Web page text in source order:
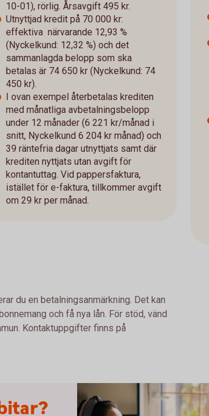
10-01), rörlig. Årsavgift 495 kr.
Utnyttjad kredit på 70 000 kr:
effektiva närvarande 12,93 %
(Nyckelkund: 12,32 %) och det
sammanlagda belopp som ska
betalas är 74 650 kr (Nyckelkund: 74
450 kr).
I ovan exempel återbetalas krediten
med månatliga avbetalningsbelopp
under 12 månader (6 221 kr/månad i
snitt, Nyckelkund 6 204 kr månad) och
39 räntefria dagar utnyttjats samt där
krediten nyttjats utan avgift för
kontantuttag. Vid pappersfaktura,
istället för e-faktura, tillkommer avgift
om 29 kr per månad.
du en betalningsanmärkning. Det kan
och få nya lån. För stöd, vänd
Kontaktuppgifter finns på